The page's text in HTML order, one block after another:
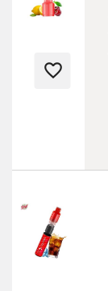
favorite_border